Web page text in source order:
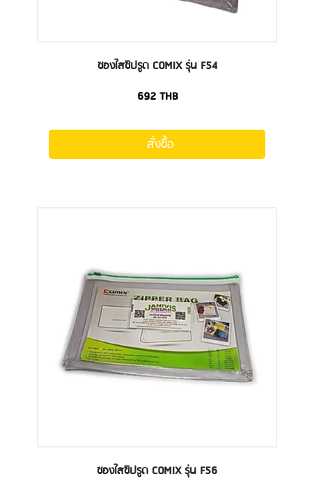
ซองใสซิปรูด COMIX รุ่น F54
692 THB
สั่งซื้อ
ซองใสซิปรูด COMIX รุ่น F56